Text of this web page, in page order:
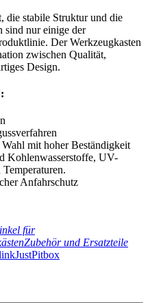
die stabile Struktur und die
sind nur einige der
Der Werkzeugkasten
zwischen Qualität,
Design.
mit hoher Beständigkeit
Kohlenwasserstoffe, UV-
Anfahrschutz
für
Zubehör und Ersatzteile
JustPitbox